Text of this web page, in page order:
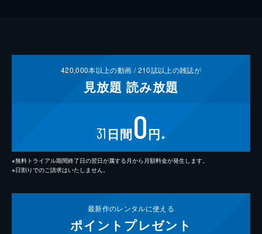
420,000本以上の動画 /210誌以上の雑誌が
見放題 読み放題
31 日間0円 ※
※無料トライアル期間終了日の翌日が属する月から月額料金が発生します。
※日割りでのご請求はいたしません。
最新作のレンタルに使える
ポイント プレゼント